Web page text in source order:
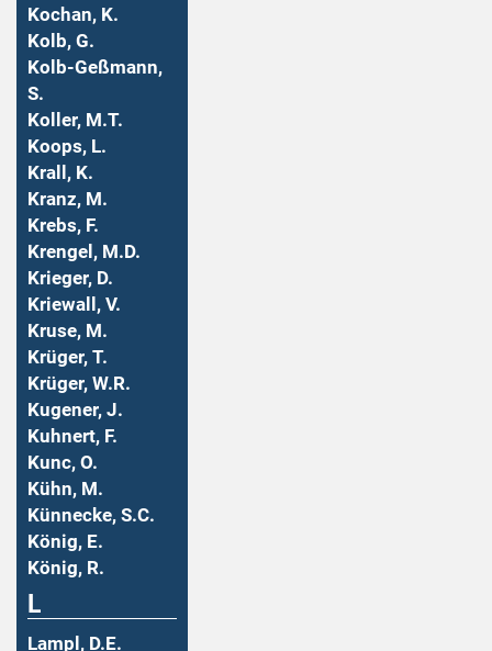
Kochan, K.
Kolb, G.
Kolb-Geßmann,
S.
Koller, M.T.
Koops, L.
Krall, K.
Kranz, M.
Krebs, F.
Krengel, M.D.
Krieger, D.
Kriewall, V.
Kruse, M.
Krüger, T.
Krüger, W.R.
Kugener, J.
Kuhnert, F.
Kunc, O.
Kühn, M.
Künnecke, S.C.
König, E.
König, R.
L
Lampl, D.E.